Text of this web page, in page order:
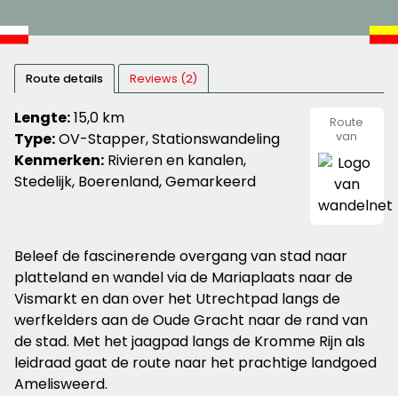
Route details Reviews (2)
Lengte:15,0 km
Type:OV-Stapper, Stationswandeling
Kenmerken: Rivieren en kanalen,
Stedelijk, Boerenland, Gemarkeerd
Route
van
Beleef de fascinerende overgang van stad naar
platteland en wandel via de Mariaplaats naar de
Vismarkt en dan over het Utrechtpad langs de
werfkelders aan de Oude Gracht naar de rand van
de stad. Met het jaagpad langs de Kromme Rijn als
leidraad gaat de route naar het prachtige landgoed
Amelisweerd.